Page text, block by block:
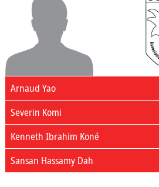
Arnaud Yao
Severin Komi
Kenneth Ibrahim Koné
Sansan Hassamy Dah